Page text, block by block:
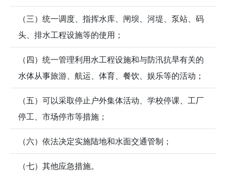
（三）统一调度、指挥水库、闸坝、河堤、泵站、码
头、排水工程设施等的使用；
（四）统一管理利用水工程设施和与防汛抗旱有关的
水体从事旅游、航运、体育、餐饮、娱乐等的活动；
（五）可以采取停止户外集体活动、学校停课、工厂
停工、市场停市等措施；
（六）依法决定实施陆地和水面交通管制；
（七）其他应急措施。